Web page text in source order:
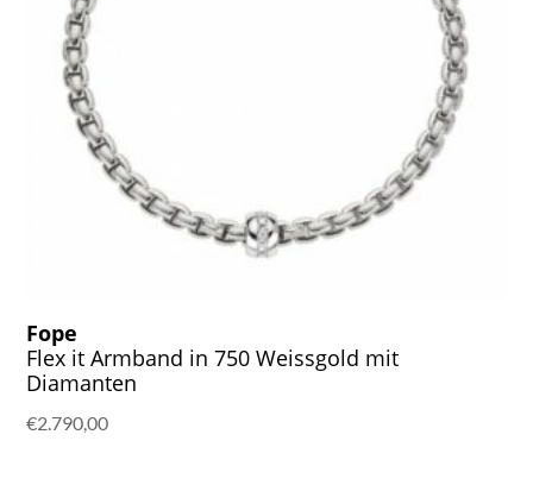
Fope
Flex it Armband in 750 Weissgold mit
Diamanten
€2.790,00